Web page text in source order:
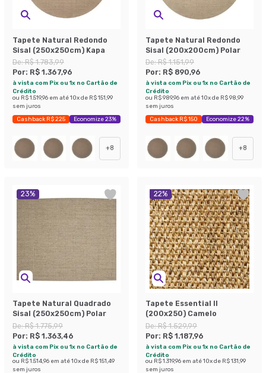
Tapete Natural Redondo
Sisal (250x250cm) Kapa
De:R$ 1.783,99
Por: R$ 1.367,96
à vista com Pix ou 1x no Cartão de
Crédito
ou R$ 1.519,96 em até10x de R$ 151,99
sem juros
Cashback R$ 225 Economize 23%
+8
Tapete Natural Redondo
Sisal (200x200cm) Polar
De:R$ 1.151,99
Por: R$ 890,96
à vista com Pix ou 1x no Cartão de
Crédito
ou R$ 989,96 em até10x de R$ 98,99
sem juros
Cashback R$ 150 Economize 22%
+8
23%
Tapete Natural Quadrado
Sisal (250x250cm) Polar
De:R$ 1.775,99
Por: R$ 1.363,46
à vista com Pix ou 1x no Cartão de
Crédito
ou R$ 1.514,96 em até10x de R$ 151,49
sem juros
22%
Tapete Essential II
(200x250) Camelo
De:R$ 1.529,99
Por: R$ 1.187,96
à vista com Pix ou 1x no Cartão de
Crédito
ou R$ 1.319,96 em até10x de R$ 131,99
sem juros